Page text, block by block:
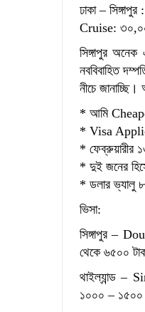
ঢাকা –
Cruise:
সিঙ্গাপুর অনেক
নববিবাহিত
নীচে
* আমি
* Visa
* ফেব্রুয়ারীর
* দুই জনের
* ডলার ভ্যালু
ভিসা:
সিঙ্গাপুর –
থেকে ৬৫০০
থাইল্যান্ড –
১০০০ – ১৫০০